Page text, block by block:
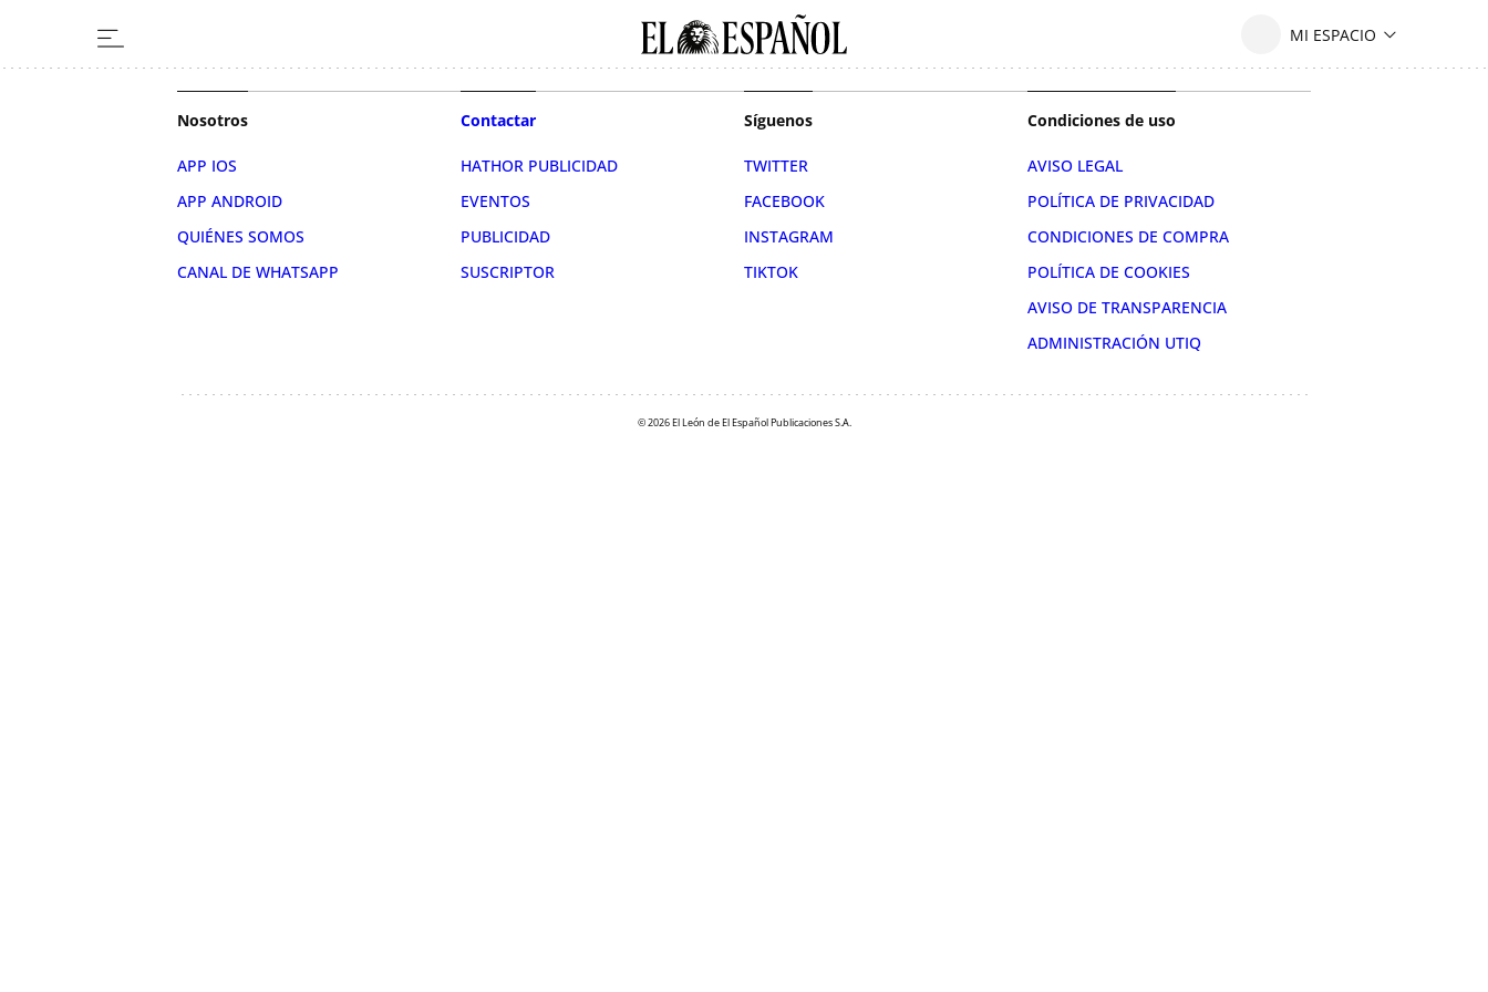
Nosotros
APP IOS
APP ANDROID
QUIÉNES SOMOS
CANAL DE WHATSAPP
Contactar
HATHOR PUBLICIDAD
EVENTOS
PUBLICIDAD
SUSCRIPTOR
Síguenos
TWITTER
FACEBOOK
INSTAGRAM
TIKTOK
Condiciones de uso
AVISO LEGAL
POLÍTICA DE PRIVACIDAD
CONDICIONES DE COMPRA
POLÍTICA DE COOKIES
AVISO DE TRANSPARENCIA
ADMINISTRACIÓN UTIQ
© 2026 El León de El Español Publicaciones S.A.